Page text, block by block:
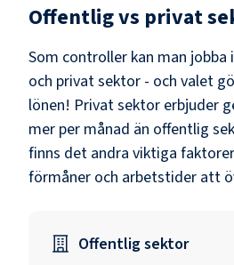
Offentlig vs privat
Som controller kan man
och privat sektor - och valet
lönen! Privat sektor erbjuder
mer per månad än offentlig
finns det andra viktiga
förmåner och arbetstider att
Offentlig sektor